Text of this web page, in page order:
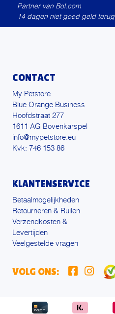
Partner van Bol.com
14 dagen niet goed geld terug
CONTACT
My Petstore
Blue Orange Business
Hoofdstraat 277
1611 AG Bovenkarspel
info@mypetstore.eu
Kvk: 746 153 86
KLANTENSERVICE
Betaalmogelijkheden
Retourneren & Ruilen
Verzendkosten &
Levertijden
Veelgestelde vragen
VOLG ONS: